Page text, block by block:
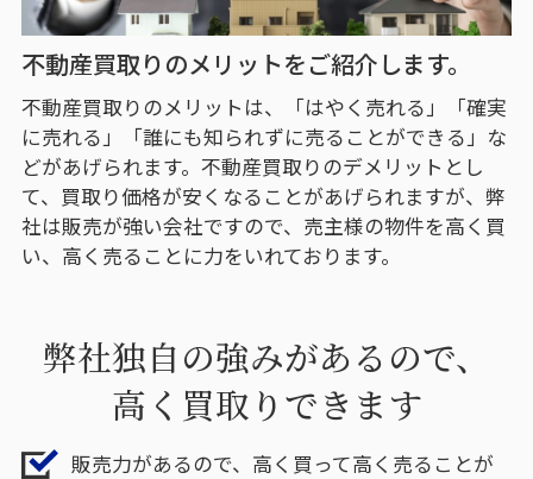
不動産買取りのメリットをご紹介します。
不動産買取りのメリットは、「はやく売れる」「確実
に売れる」「誰にも知られずに売ることができる」な
どがあげられます。不動産買取りのデメリットとし
て、買取り価格が安くなることがあげられますが、弊
社は販売が強い会社ですので、売主様の物件を高く買
い、高く売ることに力をいれております。
弊社独自の強みがあるので、
高く買取りできます
販売力があるので、高く買って高く売ることが